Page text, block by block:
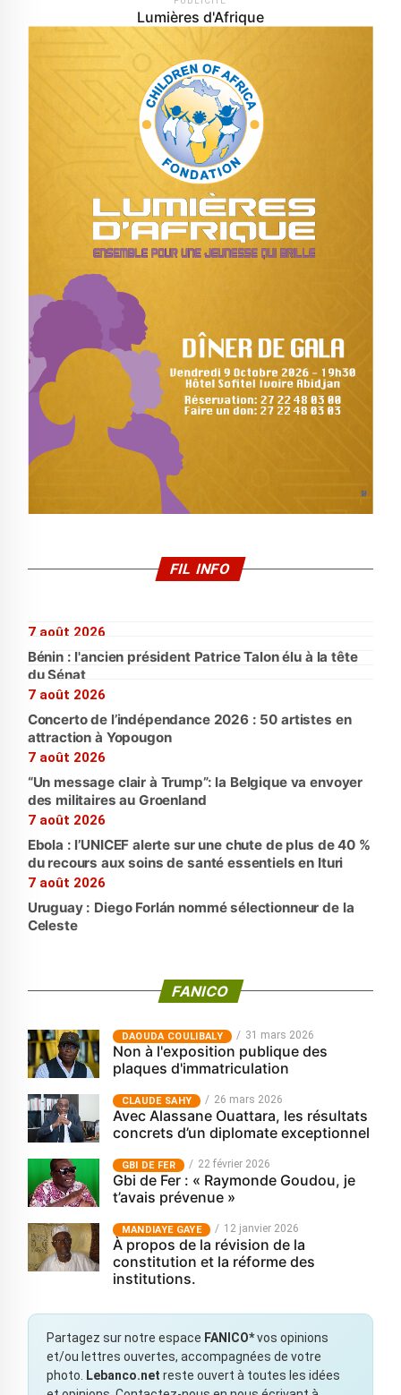
Lumières d'Afrique
FIL INFO
7 août 2026
Bénin : l'ancien président Patrice Talon élu à la tête
du Sénat
7 août 2026
Concerto de l’indépendance 2026 : 50 artistes en
attraction à Yopougon
7 août 2026
“Un message clair à Trump”: la Belgique va envoyer
des militaires au Groenland
7 août 2026
Ebola : l’UNICEF alerte sur une chute de plus de 40 %
du recours aux soins de santé essentiels en Ituri
7 août 2026
Uruguay : Diego Forlán nommé sélectionneur de la
Celeste
FANICO
‎DAOUDA COULIBALY 31 mars 2026
Non à l'exposition publique des
plaques d'immatriculation
CLAUDE SAHY 26 mars 2026
Avec Alassane Ouattara, les résultats
concrets d’un diplomate exceptionnel
GBI DE FER 22 février 2026
Gbi de Fer : « Raymonde Goudou, je
t’avais prévenue »
MANDIAYE GAYE 12 janvier 2026
À propos de la révision de la
constitution et la réforme des
institutions.
Partagez sur notre espace FANICO*vos opinions
et/ou lettres ouvertes, accompagnées de votre
photo. Lebanco.net reste ouvert à toutes les idées